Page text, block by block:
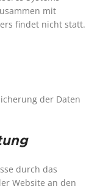
mit
findet nicht statt.
der Daten
durch das
Website an den